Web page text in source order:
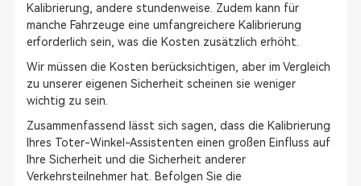
Kalibrierung, andere stundenweise. Zudem kann für
manche Fahrzeuge eine umfangreichere Kalibrierung
erforderlich sein, was die Kosten zusätzlich erhöht.
Wir müssen die Kosten berücksichtigen, aber im Vergleich
zu unserer eigenen Sicherheit scheinen sie weniger
wichtig zu sein.
Zusammenfassend lässt sich sagen, dass die Kalibrierung
Ihres Toter-Winkel-Assistenten einen großen Einfluss auf
Ihre Sicherheit und die Sicherheit anderer
Verkehrsteilnehmer hat. Befolgen Sie die